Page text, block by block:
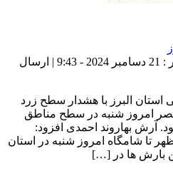
شناسه خبر : 1787 | تاریخ انتشار : 21 دسامبر 2024 - 9:43 | ارسال
استان البرز با هشدار سطح زرد
امروز شنبه در سطح مناطق
آرش بهاروند احمدی افزود:
تا شامگاه امروز شنبه در استان
بارش ها در […]